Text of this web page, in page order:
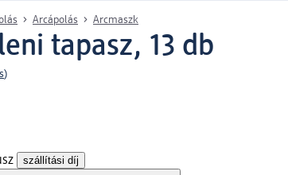
Arcápolás Arcmaszk
tapasz, 13 db
)
szállítási díj